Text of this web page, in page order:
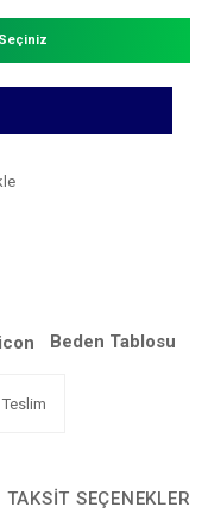
Beden Tablosu
TAKSIT SEÇENEKLERI